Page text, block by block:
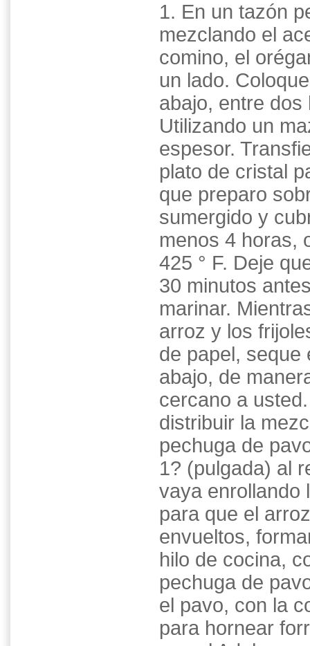
1. En un tazón
mezclando el
comino, el
un lado.
abajo, entre
Utilizando un
espesor.
plato de cristal
que preparo
sumergido y
menos 4 horas,
425 ° F. Deje
30 minutos
marinar.
arroz y los
de papel, seque
abajo, de
cercano a
distribuir la
pechuga de
1? (pulgada) al
vaya enrollando
para que el
envueltos,
hilo de cocina,
pechuga de
el pavo, con la
para hornear